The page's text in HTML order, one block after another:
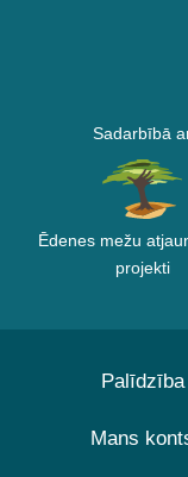
Sadarbībā
Ēdenes mežu
projekti
Palīdzība
Mans